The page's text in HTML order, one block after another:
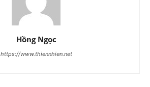
Hồng Ngọc
https://www.thiennhien.net